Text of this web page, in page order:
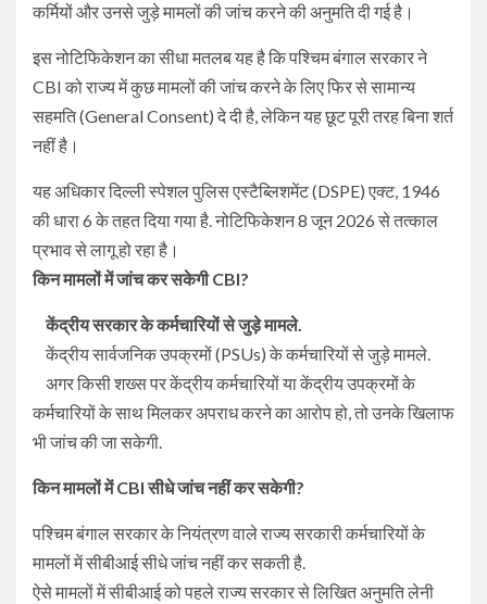
कर्मियों और उनसे जुड़े मामलों की जांच करने की अनुमति दी गई है।
इस नोटिफिकेशन का सीधा मतलब यह है कि पश्चिम बंगाल सरकार ने
CBI को राज्य में कुछ मामलों की जांच करने के लिए फिर से सामान्य
सहमति (General Consent) दे दी है, लेकिन यह छूट पूरी तरह बिना शर्त
नहीं है।
यह अधिकार दिल्ली स्पेशल पुलिस एस्टैब्लिशमेंट (DSPE) एक्ट, 1946
की धारा 6 के तहत दिया गया है. नोटिफिकेशन 8 जून 2026 से तत्काल
प्रभाव से लागू हो रहा है।
किन मामलों में जांच कर सकेगी CBI?
केंद्रीय सरकार के कर्मचारियों से जुड़े मामले.
केंद्रीय सार्वजनिक उपक्रमों (PSUs) के कर्मचारियों से जुड़े मामले.
अगर किसी शख्स पर केंद्रीय कर्मचारियों या केंद्रीय उपक्रमों के
कर्मचारियों के साथ मिलकर अपराध करने का आरोप हो, तो उनके खिलाफ
भी जांच की जा सकेगी.
किन मामलों में CBI सीधे जांच नहीं कर सकेगी?
पश्चिम बंगाल सरकार के नियंत्रण वाले राज्य सरकारी कर्मचारियों के
मामलों में सीबीआई सीधे जांच नहीं कर सकती है.
ऐसे मामलों में सीबीआई को पहले राज्य सरकार से लिखित अनुमति लेनी